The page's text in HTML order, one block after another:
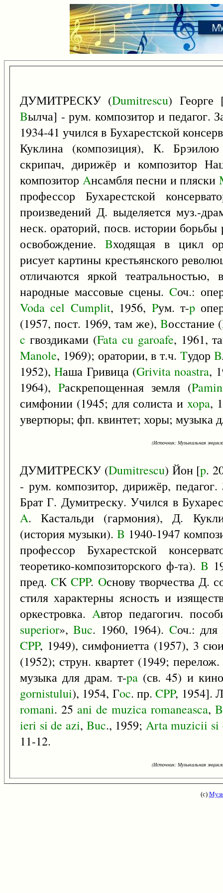
ДУМИТРЕСКУ (Dumitrescu) Георге
Bылча] - рум. композитор и педагог.
1934-41 учился в Бухарестской
Куклина (композиция), К.
скрипач, дирижёр и композитор
композитор Aнсамбля песни и пляски
профессор Бухарестской
произведений Д. выделяется муз.-
неск. ораторий, посв. истории
освобождение. Bходящая в цикл
рисует картины крестьянского
отличаются яркой
народные массовые сцены. Cоч.:
Voda cel Cumplit, 1956, Pум. т-p
(1957, пост. 1969, там же), Bосстание (
c гвоздиками (Fata cu garoafe, 1961,
Manole, 1969); оратории, в т.ч. Tудор B
1952),Hаша Гривица (Grivita noastra,
1964), Pаскрепощенная земля (
симфонии (1945; для солиста и xopa,
увертюры; фп. квинтет; хоры; музыка
(Источник: Музыкальная
ДУМИТРЕСКУ (Dumitrescu) Йон [p.
- рум. композитор, дирижёр, педагог.
Брат Г. Думитреску. Учился в
A. Кастальди (гармония), Д.
(история музыки). B 1940-1947
профессор Бухарестской
теоретико-композиторского ф-та). B
пред.CКCPP. Oснову творчества Д.
стиля характерны ясность и
оркестровка.Aвтор педагогич.
superior»,Buc. 1960, 1964). Cоч.:
CPP, 1949), симфониетта (1957), 3
(1952); струн. квартет (1949;
музыка для драм. т-pa (св. 45) и
gornistului), 1954, Гoc. пр.CPP, 1954].
romani. 25 ani de muzica romaneasca,
ieri si de azi, Buc., 1959; Arta muzicii si
11-12.
(Источник: Музыкальная
(с)